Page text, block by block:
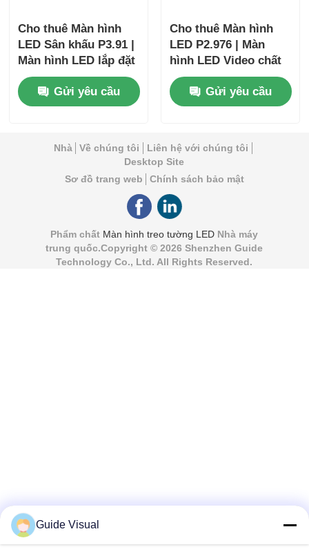
Cho thuê Màn hình
LED Sân khấu P3.91 |
Màn hình LED lắp đặt
không cần công cụ
với tính dự phòng
Gửi yêu cầu
Cho thuê Màn hình
LED P2.976 | Màn
hình LED Video chất
lượng phát sóng cho
Lễ hội Gửi yêu cầu
Nhà Về chúng tôi
Liên hệ với chúng tôi
Desktop Site
Sơ đồ trang web
Chính sách bảo mật
Phẩm chất Màn hình treo tường LED Nhà máy
trung quốc.Copyright © 2026 Shenzhen Guide
Technology Co., Ltd. All Rights Reserved.
Guide Visual